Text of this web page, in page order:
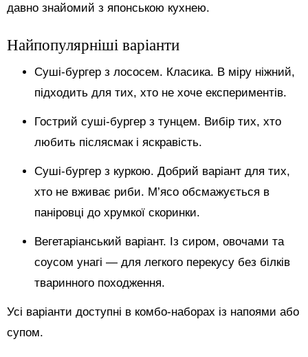
давно знайомий з японською кухнею.
Найпопулярніші варіанти
Суші-бургер з лососем. Класика. В міру ніжний,
підходить для тих, хто не хоче експериментів.
Гострий суші-бургер з тунцем. Вибір тих, хто
любить післясмак і яскравість.
Суші-бургер з куркою. Добрий варіант для тих,
хто не вживає риби. М’ясо обсмажується в
паніровці до хрумкої скоринки.
Вегетаріанський варіант. Із сиром, овочами та
соусом унагі — для легкого перекусу без білків
тваринного походження.
Усі варіанти доступні в комбо-наборах із напоями або
супом.